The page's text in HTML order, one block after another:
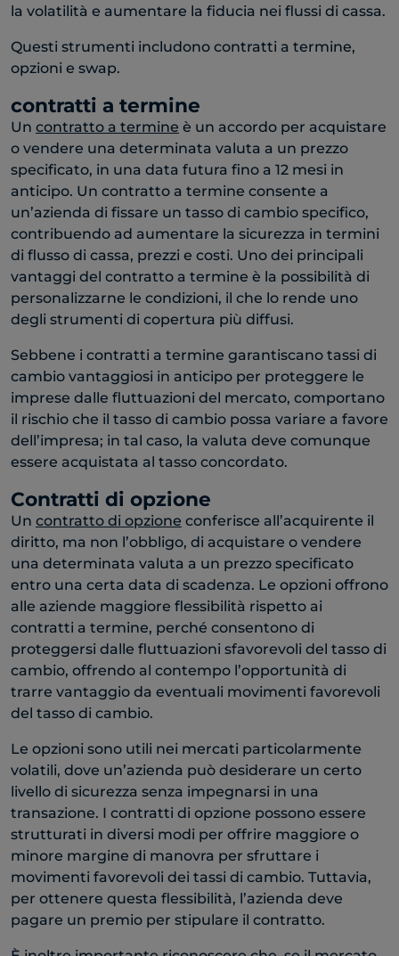
la volatilità e aumentare la fiducia nei flussi di cassa.
Questi strumenti includono contratti a termine,
opzioni e swap.
contratti a termine
Un contratto a termine è un accordo per acquistare
o vendere una determinata valuta a un prezzo
specificato, in una data futura fino a 12 mesi in
anticipo. Un contratto a termine consente a
un’azienda di fissare un tasso di cambio specifico,
contribuendo ad aumentare la sicurezza in termini
di flusso di cassa, prezzi e costi. Uno dei principali
vantaggi del contratto a termine è la possibilità di
personalizzarne le condizioni, il che lo rende uno
degli strumenti di copertura più diffusi.
Sebbene i contratti a termine garantiscano tassi di
cambio vantaggiosi in anticipo per proteggere le
imprese dalle fluttuazioni del mercato, comportano
il rischio che il tasso di cambio possa variare a favore
dell’impresa; in tal caso, la valuta deve comunque
essere acquistata al tasso concordato.
Contratti di opzione
Un contratto di opzione conferisce all’acquirente il
diritto, ma non l’obbligo, di acquistare o vendere
una determinata valuta a un prezzo specificato
entro una certa data di scadenza. Le opzioni offrono
alle aziende maggiore flessibilità rispetto ai
contratti a termine, perché consentono di
proteggersi dalle fluttuazioni sfavorevoli del tasso di
cambio, offrendo al contempo l’opportunità di
trarre vantaggio da eventuali movimenti favorevoli
del tasso di cambio.
Le opzioni sono utili nei mercati particolarmente
volatili, dove un’azienda può desiderare un certo
livello di sicurezza senza impegnarsi in una
transazione. I contratti di opzione possono essere
strutturati in diversi modi per offrire maggiore o
minore margine di manovra per sfruttare i
movimenti favorevoli dei tassi di cambio. Tuttavia,
per ottenere questa flessibilità, l’azienda deve
pagare un premio per stipulare il contratto.